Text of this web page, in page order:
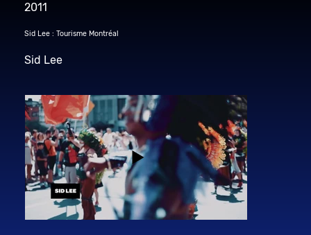
2011
Sid Lee : Tourisme Montréal
Sid Lee